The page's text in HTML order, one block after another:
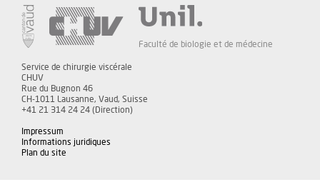
Faculté de biologie et de médecine
Service de chirurgie viscérale
CHUV
Rue du Bugnon 46
CH-1011 Lausanne, Vaud, Suisse
+41 21 314 24 24 (Direction)
Impressum
Informations juridiques
Plan du site